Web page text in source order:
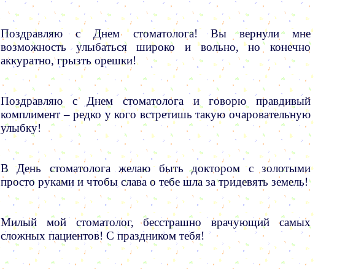
Поздравляю с Днем стоматолога! Вы вернули мне
возможность улыбаться широко и вольно, но конечно
аккуратно, грызть орешки!
Поздравляю с Днем стоматолога и говорю правдивый
комплимент – редко у кого встретишь такую очаровательную
улыбку!
В День стоматолога желаю быть доктором с золотыми
просто руками и чтобы слава о тебе шла за тридевять земель!
Милый мой стоматолог, бесстрашно врачующий самых
сложных пациентов! С праздником тебя!